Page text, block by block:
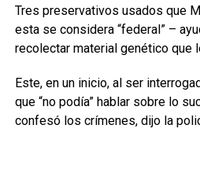
Tres preservativos usados que
esta se considera “federal” –
recolectar material genético que
Este, en un inicio, al ser
que “no podía” hablar sobre lo
confesó los crímenes, dijo la